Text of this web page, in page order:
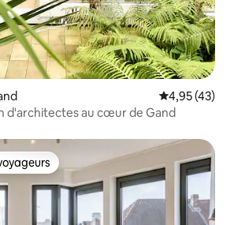
Évaluation
4,95 (43)
d'architectes au cœur de Gand
les plus appréciés